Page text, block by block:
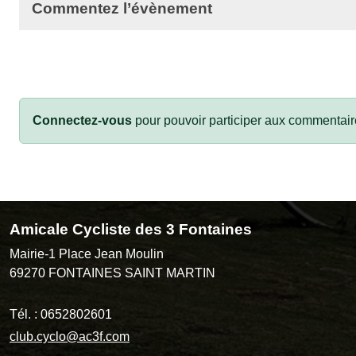
Commentez l’évènement
Connectez-vous pour pouvoir participer aux
Amicale Cycliste des 3 Fontaines
Mairie-1 Place Jean Moulin
69270 FONTAINES SAINT MARTIN
Tél. : 0652802601
club.cyclo@ac3f.com